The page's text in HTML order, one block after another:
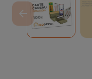
arrow_back